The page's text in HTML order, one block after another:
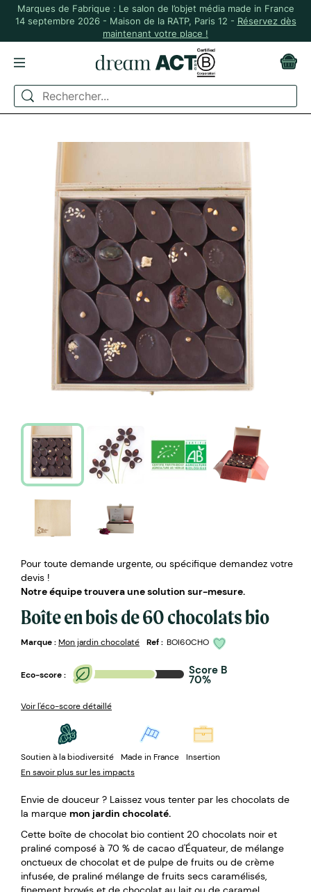
Marques de Fabrique : Le salon de l’objet média made in France
14 septembre 2026 - Maison de la RATP, Paris 12 - Réservez dès
maintenant votre place !
ACCUEIL GOURMAND
BOÎTE EN BOIS DE 60 CHOCOLATS BIO
Pour toute demande urgente, ou spécifique demandez votre
devis !
Notre équipe trouvera une solution sur-mesure.
Boîte en bois de 60 chocolats bio
Marque :Mon jardin chocolaté Ref : BOI60CHO
Eco-score : Score B
70%
Voir l'éco-score détaillé
Soutien à la biodiversité Made in France
Insertion
En savoir plus sur les impacts
Envie de douceur ? Laissez vous tenter par les chocolats de
la marque mon jardin chocolaté.
Cette boîte de chocolat bio contient 20 chocolats noir et
praliné composé à 70 % de cacao d'Équateur, de mélange
onctueux de chocolat et de pulpe de fruits ou de crème
infusée, de praliné mélange de fruits secs caramélisés,